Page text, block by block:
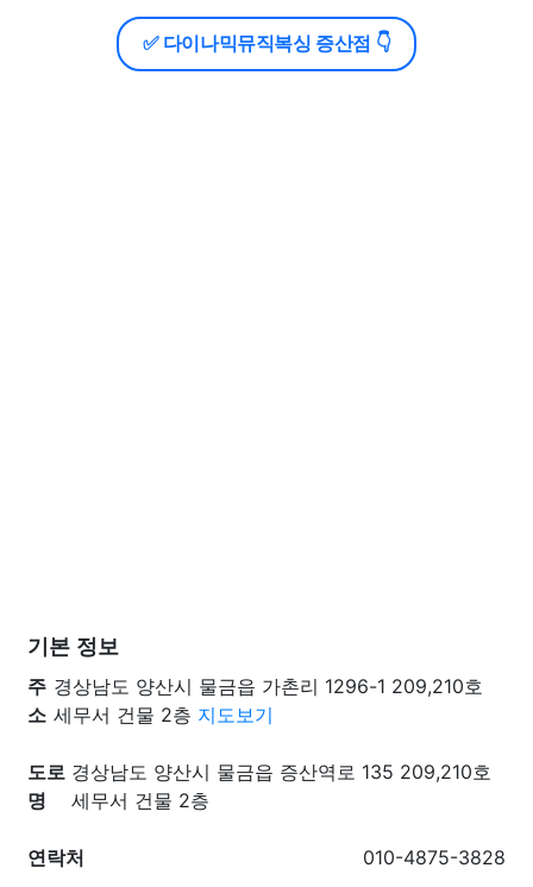
✅ 다이나믹뮤직복싱 증산점 👇
기본 정보
주
소
경상남도 양산시 물금읍 가촌리 1296-1 209,210호
세무서 건물 2층 지도보기
도로
명
경상남도 양산시 물금읍 증산역로 135 209,210호
세무서 건물 2층
연락처 010-4875-3828